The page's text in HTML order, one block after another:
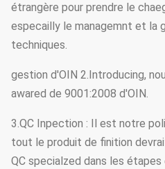
étrangère pour prendre le
especailly le managemnt et la
techniques.
gestion d'OIN 2.Introducing,
awared de 9001:2008 d'OIN.
3.QC Inpection : Il est notre
tout le produit de finition
QC specialzed dans les